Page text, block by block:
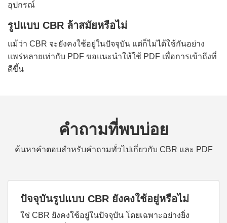
อุปกรณ์
รูปแบบ CBR ล้าสมัยหรือไม่
แม้ว่า CBR จะยังคงใช้อยู่ในปัจจุบัน แต่ก็ไม่ได้ใช้กันอย่าง
แพร่หลายเท่ากับ PDF ขอแนะนำให้ใช้ PDF เพื่อการเข้าถึงที่
ดีขึ้น
คำถามที่พบบ่อย
ค้นหาคำตอบสำหรับคำถามทั่วไปเกี่ยวกับ CBR และ PDF
ปัจจุบันรูปแบบ CBR ยังคงใช้อยู่หรือไม่
ใช่ CBR ยังคงใช้อยู่ในปัจจุบัน โดยเฉพาะอย่างยิ่ง